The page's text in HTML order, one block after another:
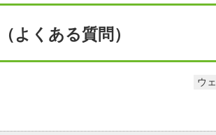
よくある質問）
ウ